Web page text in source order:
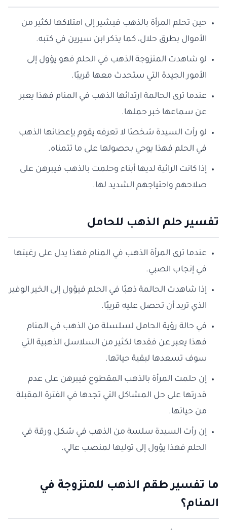
حين تحلم المرأة بالذهب فيشير إلى امتلاكها لكثير من
الأموال بطرق حلال، كما يذكر ابن سيرين في كتبه.
لو شاهدت المتزوجة الذهب في الحلم فهو يؤول إلى
الأمور الجيدة التي ستحدث معها قريبًا.
عندما ترى الحالمة ارتدائها الذهب في المنام فهذا يعبر
عن سماعها خبر حملها.
لو رأت السيدة شخصًا لا تعرفه يقوم بإعطائها الذهب
في الحلم فهذا يوحي بحصولها على ما تتمناه.
إذا كانت الرائية لديها أبناء وحلمت بالذهب فيبرهن على
صلاحهم واحتياجهم الشديد لها.
تفسير حلم الذهب للحامل
عندما ترى المرأة الذهب في المنام فهذا يدل على رغبتها
في إنجاب الصبي.
إذا شاهدت الحالمة ذهبًا في الحلم فيؤول إلى الخير الوفير
الذي تريد أن تحصل عليه قريبًا.
في حالة رؤية الحامل لسلسلة من الذهب في المنام
فهذا يعبر عن فقدها لكثير من السلاسل الذهبية التي
سوف تسعدها لبقية حياتها.
إن حلمت المرأة بالذهب المقطوع فيبرهن على عدم
قدرتها على حل المشاكل التي تجدها في الفترة المقبلة
من حياتها.
إن رأت السيدة سلسة من الذهب في شكل ورقة في
الحلم فهذا يؤول إلى توليها لمنصب عالي.
ما تفسير طقم الذهب للمتزوجة في
المنام؟